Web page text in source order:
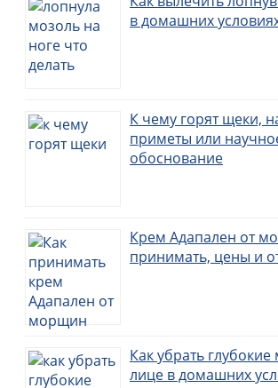
в домашних
К чему горят щеки,
приметы или
обоснование
Крем Адапален от
принимать, цены и
Как убрать
лице в домашних